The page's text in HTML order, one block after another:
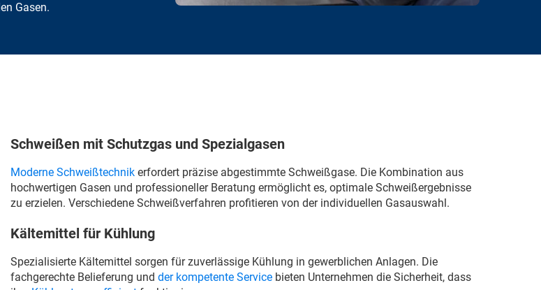
Gasen.
Schweißen mit Schutzgas und Spezialgasen
Moderne Schweißtechnikerfordert präzise abgestimmte Schweißgase. Die Kombination aus
hochwertigen Gasen und professioneller Beratung ermöglicht es, optimale Schweißergebnisse
zu erzielen. Verschiedene Schweißverfahren profitieren von der individuellen Gasauswahl.
Kältemittel für Kühlung
Spezialisierte Kältemittel sorgen für zuverlässige Kühlung in gewerblichen Anlagen. Die
fachgerechte Belieferung und der kompetente Servicebieten Unternehmen die Sicherheit, dass